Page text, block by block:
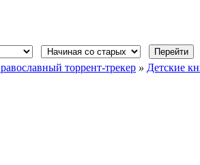
торрент-трекер » Детские